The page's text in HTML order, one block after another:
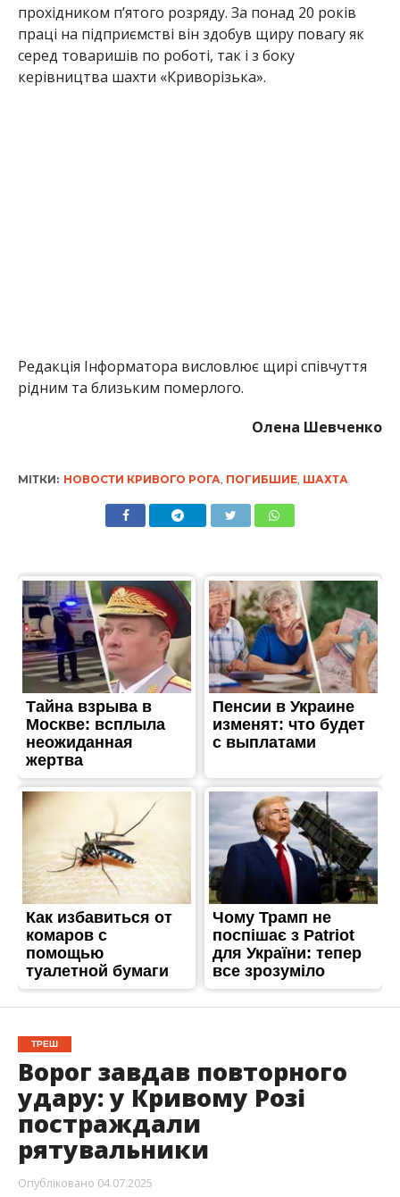
прохідником п’ятого розряду. За понад 20 років
праці на підприємстві він здобув щиру повагу як
серед товаришів по роботі, так і з боку
керівництва шахти «Криворізька».
Редакція Інформатора висловлює щирі співчуття
рідним та близьким померлого.
Олена Шевченко
МІТКИ: НОВОСТИ КРИВОГО РОГА ПОГИБШИЕ, ШАХТА
ТРЕШ
Ворог завдав повторного
удару: у Кривому Розі
постраждали
рятувальники
Опубліковано 04.07.2025